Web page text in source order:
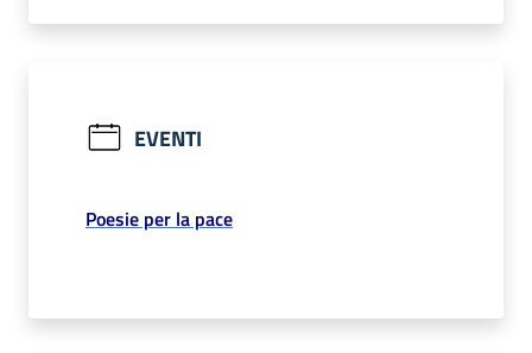
EVENTI
Poesie per la pace